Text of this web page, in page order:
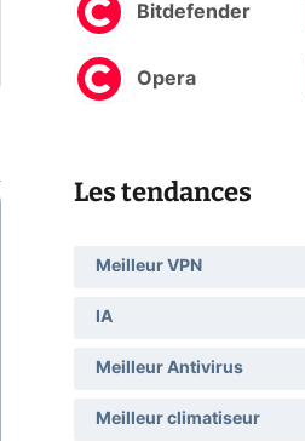
Bitdefender
Opera
Les tendances
Meilleur VPN
IA
Meilleur Antivirus
Meilleur climatiseur